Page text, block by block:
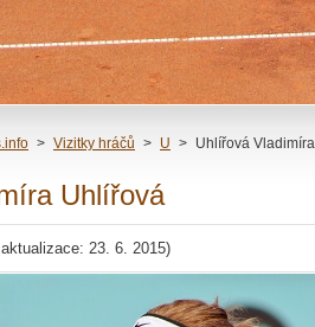
> Vizitky hráčů > U > Uhlířová Vladimíra
Uhlířová
23. 6. 2015)